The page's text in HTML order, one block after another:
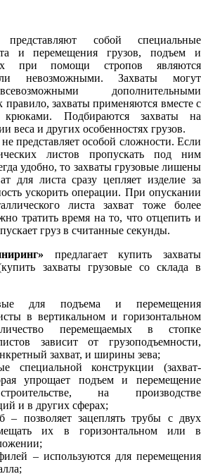
собой специальные
и перемещения грузов, подъем и
при помощи стропов являются
невозможными. Захваты могут
дополнительными
захваты применяются вместе с
Подбираются захваты на
веса и других особенностях грузов.
представляет особой сложности. Если
листов пропускать под ним
удобно, то захваты грузовые лишены
для листа сразу цепляет изделие за
ускорить операции. При опускании
листа захват тоже более
тратить время на то, что отцепить и
груз в считанные секунды.
предлагает купить захваты
захваты грузовые со склада в
для подъема и перемещения
в вертикальном и горизонтальном
перемещаемых в стопке
зависит от грузоподъемности,
захват, и ширины зева;
специальной конструкции (захват-
упрощает подъем и перемещение
на производстве
и в других сферах;
– позволяет зацеплять трубы с двух
их в горизонтальном или в
– используются для перемещения